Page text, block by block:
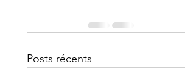
Posts récents